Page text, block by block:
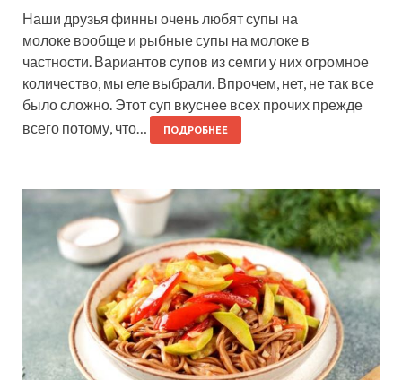
Наши друзья финны очень любят супы на
молоке вообще и рыбные супы на молоке в
частности. Вариантов супов из семги у них огромное
количество, мы еле выбрали. Впрочем, нет, не так все
было сложно. Этот суп вкуснее всех прочих прежде
всего потому, что…
ПОДРОБНЕЕ